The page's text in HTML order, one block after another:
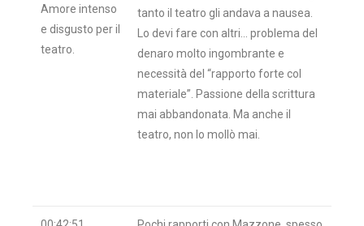
Amore intenso
e disgusto per il
teatro.
tanto il teatro gli andava a nausea.
Lo devi fare con altri… problema del
denaro molto ingombrante e
necessità del “rapporto forte col
materiale”. Passione della scrittura
mai abbandonata. Ma anche il
teatro, non lo mollò mai.